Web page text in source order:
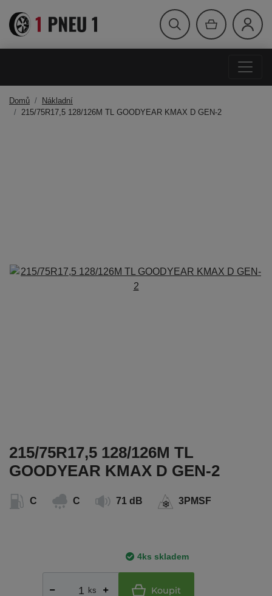
Domů
Nákladní
215/75R17,5 128/126M TL GOODYEAR KMAX D GEN-2
215/75R17,5 128/126M TL
GOODYEAR KMAX D GEN-2
C C 71 dB 3PMSF
4ks skladem
ks Koupit